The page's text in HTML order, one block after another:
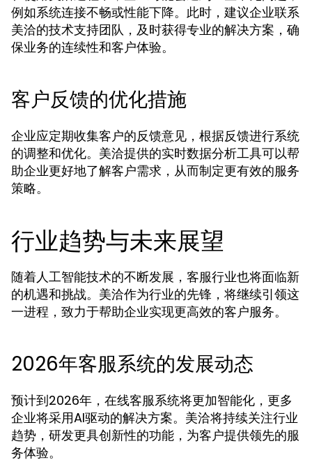
例如系统连接不畅或性能下降。此时，建议企业联系
美洽的技术支持团队，及时获得专业的解决方案，确
保业务的连续性和客户体验。
客户反馈的优化措施
企业应定期收集客户的反馈意见，根据反馈进行系统
的调整和优化。美洽提供的实时数据分析工具可以帮
助企业更好地了解客户需求，从而制定更有效的服务
策略。
行业趋势与未来展望
随着人工智能技术的不断发展，客服行业也将面临新
的机遇和挑战。美洽作为行业的先锋，将继续引领这
一进程，致力于帮助企业实现更高效的客户服务。
2026年客服系统的发展动态
预计到2026年，在线客服系统将更加智能化，更多
企业将采用AI驱动的解决方案。美洽将持续关注行业
趋势，研发更具创新性的功能，为客户提供领先的服
务体验。